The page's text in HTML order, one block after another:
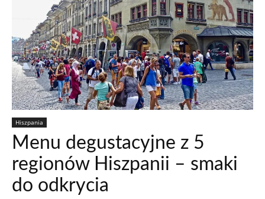
Hiszpania
Menu degustacyjne z 5
regionów Hiszpanii – smaki
do odkrycia